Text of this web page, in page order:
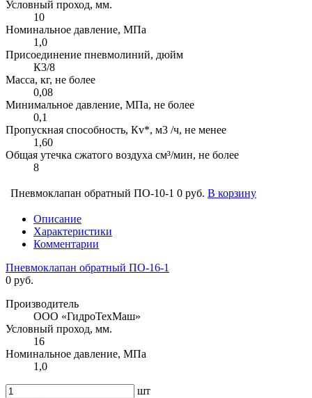
Условный проход, мм.
10
Номинальное давление, МПа
1,0
Присоединение пневмолиний, дюйм
К3/8
Масса, кг, не более
0,08
Минимальное давление, МПа, не более
0,1
Пропускная способность, Кv*, м3 /ч, не менее
1,60
Общая утечка сжатого воздуха см³/мин, не более
8
Пневмоклапан обратный ПО-10-1 0 руб. В корзину
Описание
Характеристики
Комментарии
Пневмоклапан обратный ПО-16-1
0 руб.
Производитель
ООО «ГидроТехМаш»
Условный проход, мм.
16
Номинальное давление, МПа
1,0
шт